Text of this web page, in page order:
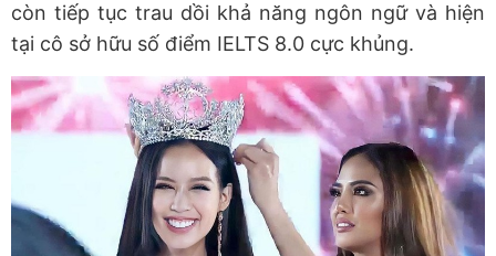
còn tiếp tục trau dồi khả năng ngôn ngữ và hiện
tại cô sở hữu số điểm IELTS 8.0 cực khủng.